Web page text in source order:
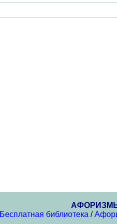
Бесплатная библиотека /